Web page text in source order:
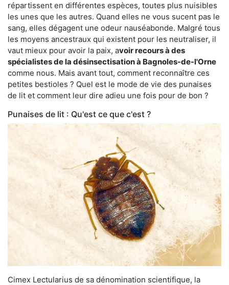
répartissent en différentes espèces, toutes plus nuisibles
les unes que les autres. Quand elles ne vous sucent pas le
sang, elles dégagent une odeur nauséabonde. Malgré tous
les moyens ancestraux qui existent pour les neutraliser, il
vaut mieux pour avoir la paix, avoir recours à des
spécialistes de la désinsectisation à Bagnoles-de-l'Orne
comme nous. Mais avant tout, comment reconnaître ces
petites bestioles ? Quel est le mode de vie des punaises
de lit et comment leur dire adieu une fois pour de bon ?
Punaises de lit : Qu'est ce que c'est ?
Cimex Lectularius de sa dénomination scientifique, la